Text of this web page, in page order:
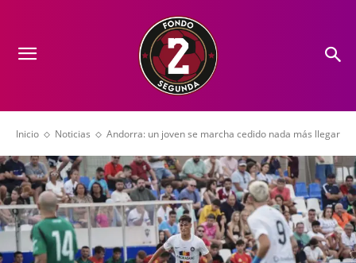
Inicio Noticias Andorra: un joven se marcha cedido nada más llegar